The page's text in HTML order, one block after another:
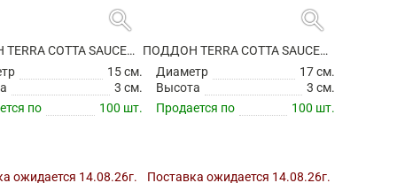
search
ПОДДОН TERRA COTTA SAUCER ANTIQUES
15 см.
3 см.
по
100 шт.
ожидается 14.08.26г.
search
ПОДДОН TERRA COTTA SAUCER ANTIQUES
Диаметр
17 см.
Высота
3 см.
Продается по
100 шт.
Поставка ожидается 14.08.26г.